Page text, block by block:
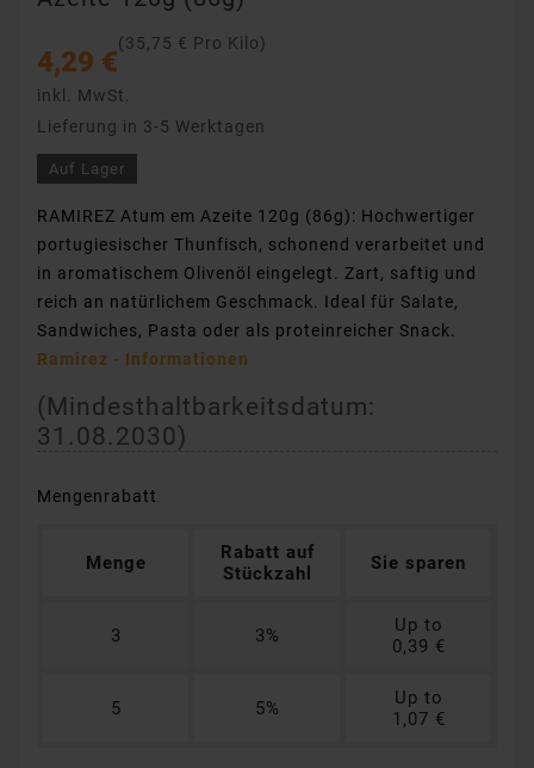
4,29 €
(35,75 € Pro Kilo)
inkl. MwSt.
Lieferung in 3-5 Werktagen
Auf Lager
RAMIREZ Atum em Azeite 120g (86g): Hochwertiger
portugiesischer Thunfisch, schonend verarbeitet und
in aromatischem Olivenöl eingelegt. Zart, saftig und
reich an natürlichem Geschmack. Ideal für Salate,
Sandwiches, Pasta oder als proteinreicher Snack.
Ramirez - Informationen
(Mindesthaltbarkeitsdatum:
31.08.2030)
Mengenrabatt
Menge
Rabatt auf
Stückzahl
Sie sparen
3 3%
Up to
0,39 €
5 5%
Up to
1,07 €